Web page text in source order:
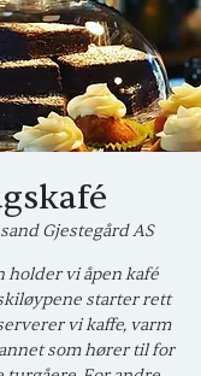
Gjestegård AS
holder vi åpen kafé
starter rett
vi kaffe, varm
som hører til for